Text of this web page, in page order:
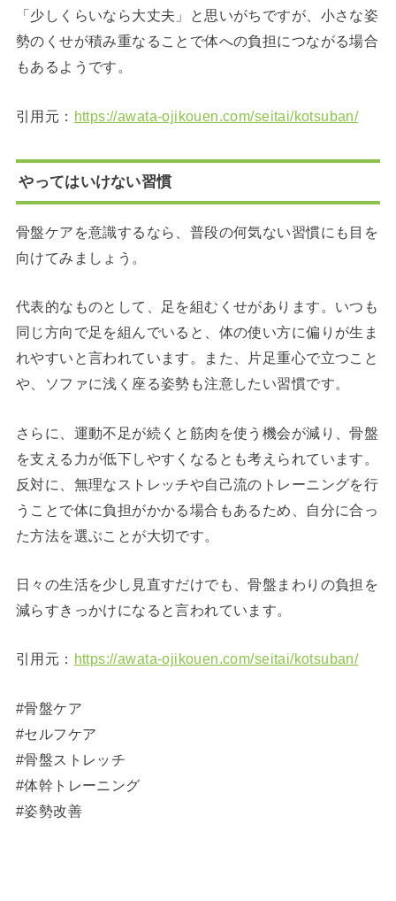
「少しくらいなら大丈夫」と思いがちですが、小さな姿
勢のくせが積み重なることで体への負担につながる場合
もあるようです。
引用元： https://awata-ojikouen.com/seitai/kotsuban/
やってはいけない習慣
骨盤ケアを意識するなら、普段の何気ない習慣にも目を
向けてみましょう。
代表的なものとして、足を組むくせがあります。いつも
同じ方向で足を組んでいると、体の使い方に偏りが生ま
れやすいと言われています。また、片足重心で立つこと
や、ソファに浅く座る姿勢も注意したい習慣です。
さらに、運動不足が続くと筋肉を使う機会が減り、骨盤
を支える力が低下しやすくなるとも考えられています。
反対に、無理なストレッチや自己流のトレーニングを行
うことで体に負担がかかる場合もあるため、自分に合っ
た方法を選ぶことが大切です。
日々の生活を少し見直すだけでも、骨盤まわりの負担を
減らすきっかけになると言われています。
引用元： https://awata-ojikouen.com/seitai/kotsuban/
#骨盤ケア
#セルフケア
#骨盤ストレッチ
#体幹トレーニング
#姿勢改善